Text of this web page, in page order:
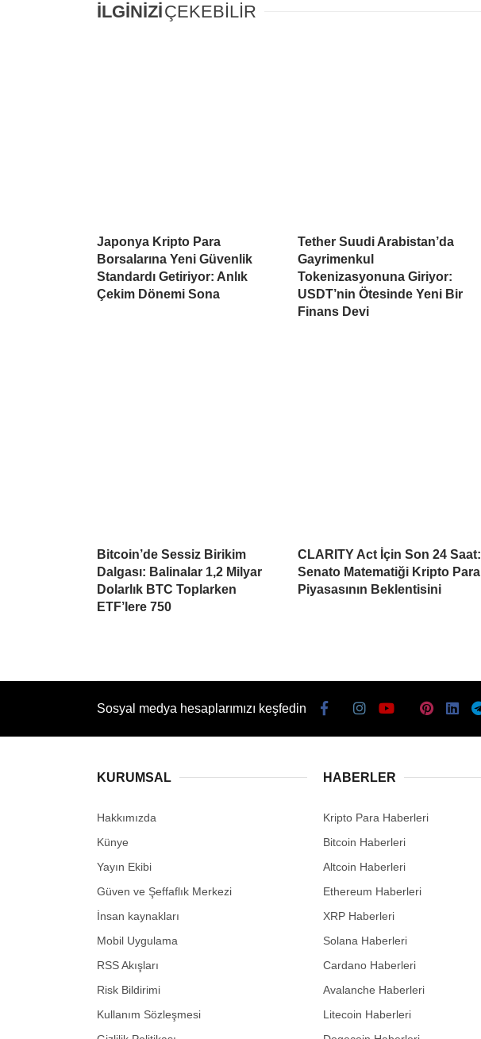
İLGİNİZİÇEKEBİLİR
Japonya Kripto Para
Borsalarına Yeni Güvenlik
Standardı Getiriyor: Anlık
Çekim Dönemi Sona
Tether Suudi Arabistan’da
Gayrimenkul
Tokenizasyonuna Giriyor:
USDT’nin Ötesinde Yeni Bir
Finans Devi
Bitcoin’de Sessiz Birikim
Dalgası: Balinalar 1,2 Milyar
Dolarlık BTC Toplarken
ETF’lere 750
CLARITY Act İçin Son 24 Saat:
Senato Matematiği Kripto Para
Piyasasının Beklentisini
Sosyal medya hesaplarımızı keşfedin
KURUMSAL
Hakkımızda
Künye
Yayın Ekibi
Güven ve Şeffaflık Merkezi
İnsan kaynakları
Mobil Uygulama
RSS Akışları
Risk Bildirimi
Kullanım Sözleşmesi
HABERLER
Kripto Para Haberleri
Bitcoin Haberleri
Altcoin Haberleri
Ethereum Haberleri
XRP Haberleri
Solana Haberleri
Cardano Haberleri
Avalanche Haberleri
Litecoin Haberleri